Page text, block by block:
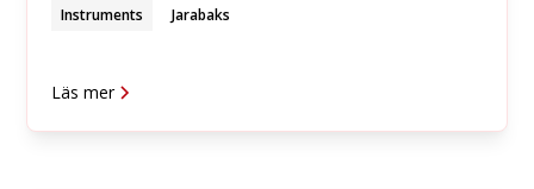
Instruments Jarabaks
Läs mer